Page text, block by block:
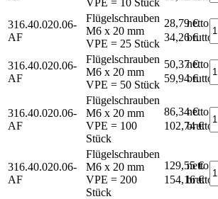
316.40.020.06-
AF
Flügelschrauben
M6 x 20 mm
VPE = 25 Stück
28,79 €
netto
34,26 €brutto*
316.40.020.06-
AF
Flügelschrauben
M6 x 20 mm
VPE = 50 Stück
50,37 €
netto
59,94 €brutto*
316.40.020.06-
AF
Flügelschrauben
M6 x 20 mm
VPE = 100
Stück
86,34 €
netto
102,74 €
brutto*
316.40.020.06-
AF
Flügelschrauben
M6 x 20 mm
VPE = 200
Stück
129,55 €
netto
154,16 €
brutto*